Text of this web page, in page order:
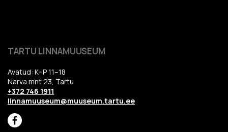
TARTU LINNAMUUSEUM
Avatud: K–P 11–18
Narva mnt 23, Tartu
+372 746 1911
linnamuuseum@muuseum.tartu.ee